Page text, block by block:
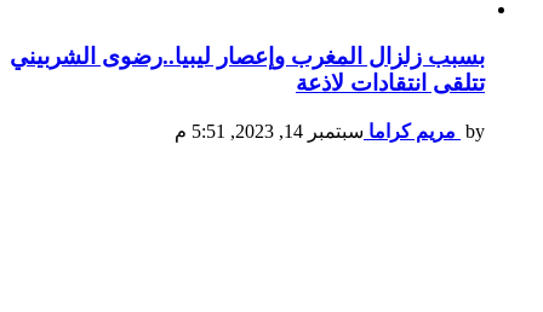
بسبب زلزال المغرب وإعصار ليبيا..رضوى الشربيني
تتلقى انتقادات لاذعة
by مريم كراما سبتمبر 14, 2023, 5:51 م